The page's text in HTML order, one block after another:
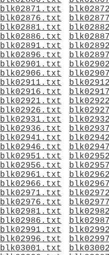
blk02871.txt
blk02876.txt
blk02881.txt
blk02886.txt
blk02891.txt
blk02896.txt
blk02901.txt
blk02906.txt
blk02911.txt
blk02916.txt
blk02921.txt
blk02926.txt
blk02931.txt
blk02936.txt
blk02941.txt
blk02946.txt
blk02951.txt
blk02956.txt
blk02961.txt
blk02966.txt
blk02971.txt
blk02976.txt
blk02981.txt
blk02986.txt
blk02991.txt
blk02996.txt
blk03001.txt